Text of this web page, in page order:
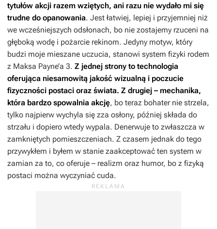
tytułów akcji razem wziętych, ani razu nie wydało mi się
trudne do opanowania. Jest łatwiej, lepiej i przyjemniej niż
we wcześniejszych odsłonach, bo nie zostajemy rzuceni na
głęboką wodę i pożarcie rekinom. Jedyny motyw, który
budzi moje mieszane uczucia, stanowi system fizyki rodem
z Maksa Payne’a 3. Z jednej strony to technologia
oferująca niesamowitą jakość wizualną i poczucie
fizyczności postaci oraz świata. Z drugiej – mechanika,
która bardzo spowalnia akcję, bo teraz bohater nie strzela,
tylko najpierw wychyla się zza osłony, później składa do
strzału i dopiero wtedy wypala. Denerwuje to zwłaszcza w
zamkniętych pomieszczeniach. Z czasem jednak do tego
przywykłem i byłem w stanie zaakceptować ten system w
zamian za to, co oferuje – realizm oraz humor, bo z fizyką
postaci można wyczyniać cuda.